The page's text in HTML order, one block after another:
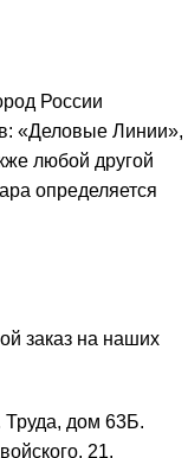
России
«Деловые Линии»,
любой другой
определяется
заказ на наших
Труда, дом 63Б.
21.